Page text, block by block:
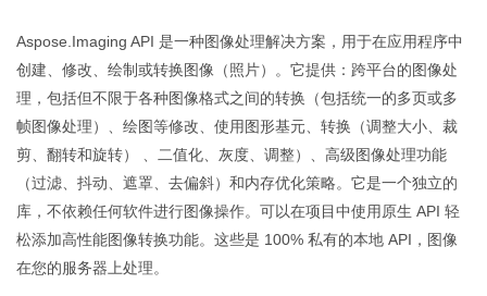
Aspose.Imaging API 是一种图像处理解决方案，用于在应用程序中
创建、修改、绘制或转换图像（照片）。它提供：跨平台的图像处
理，包括但不限于各种图像格式之间的转换（包括统一的多页或多
帧图像处理）、绘图等修改、使用图形基元、转换（调整大小、裁
剪、翻转和旋转） 、二值化、灰度、调整）、高级图像处理功能
（过滤、抖动、遮罩、去偏斜）和内存优化策略。它是一个独立的
库，不依赖任何软件进行图像操作。可以在项目中使用原生 API 轻
松添加高性能图像转换功能。这些是 100% 私有的本地 API，图像
在您的服务器上处理。